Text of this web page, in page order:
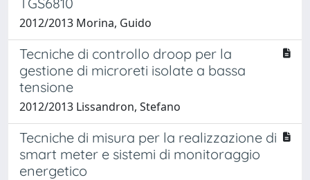
2012/2013 Morina, Guido
Tecniche di controllo droop per la
gestione di microreti isolate a bassa
tensione
2012/2013 Lissandron, Stefano
Tecniche di misura per la realizzazione di
smart meter e sistemi di monitoraggio
energetico